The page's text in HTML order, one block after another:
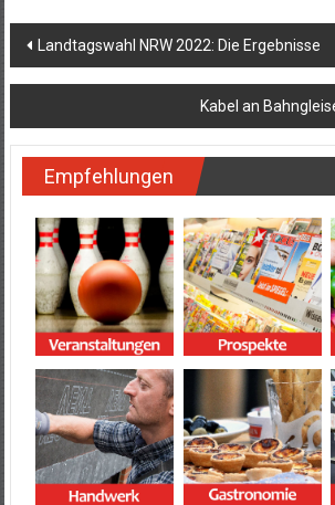
Beitragsnavigation
Landtagswahl NRW 2022: Die Ergebnisse
Kabel an
Empfehlungen